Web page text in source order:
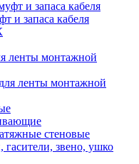
и запаса кабеля
ленты монтажной
ленты монтажной
стеновые
звено, ушко